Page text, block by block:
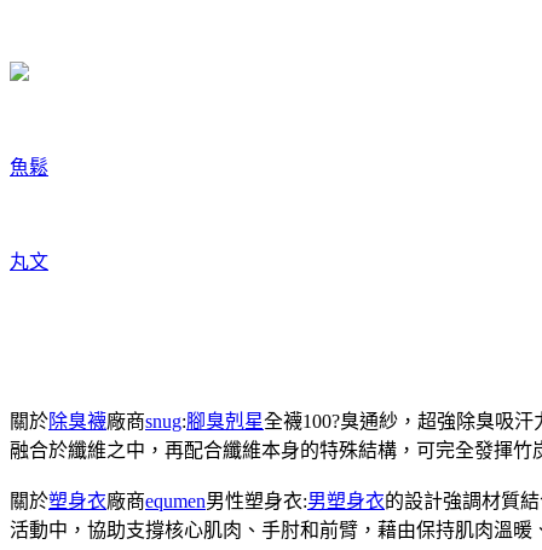
魚鬆
丸文
關於除臭襪廠商snug:腳臭剋星全襪100?臭通紗，超強除臭吸
融合於纖維之中，再配合纖維本身的特殊結構，可完全發揮
關於塑身衣廠商equmen男性塑身衣:男塑身衣的設計強調材質
活動中，協助支撐核心肌肉、手肘和前臂，藉由保持肌肉溫